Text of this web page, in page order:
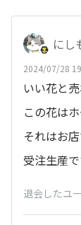
にし
2024/07/28
いい花と
この花は
それはお
受注生産
退会したユ